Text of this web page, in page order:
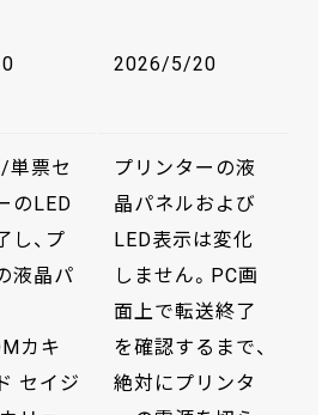
2026/5/20
単票セ
のLED
し、プ
液晶パ
カキ
セイジ
プリンターの液
晶パネルおよび
LED表示は変化
しません。PC画
面上で転送終了
を確認するまで、
絶対にプリンタ